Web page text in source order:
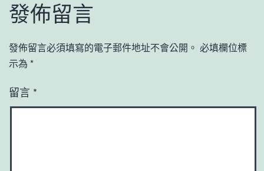
發佈留言
發佈留言必須填寫的電子郵件地址不會公開。 必填欄位標
示為 *
留言 *